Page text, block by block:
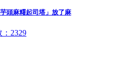
頭麻糬起司塔」放了麻
：2329